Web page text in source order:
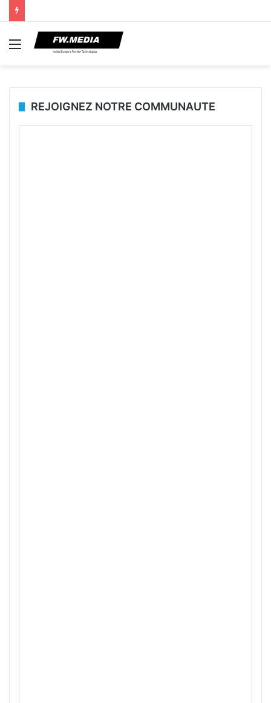
Menu
REJOIGNEZ NOTRE COMMUNAUTE